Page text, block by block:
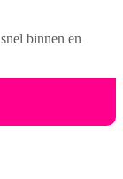
binnen en